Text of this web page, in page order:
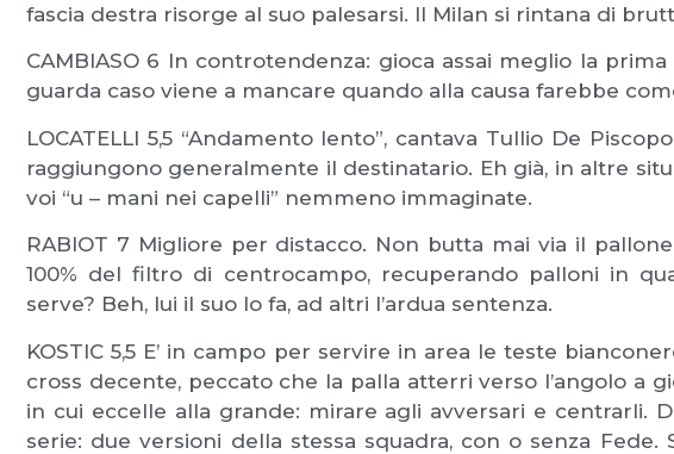
fascia destra risorge al suo palesarsi. Il Milan si rintana di
CAMBIASO 6 In controtendenza: gioca assai meglio la
guarda caso viene a mancare quando alla causa farebbe
LOCATELLI 5,5 “Andamento lento”, cantava Tullio De
raggiungono generalmente il destinatario. Eh già, in altre
voi “u – mani nei capelli” nemmeno immaginate.
RABIOT 7 Migliore per distacco. Non butta mai via il
100% del filtro di centrocampo, recuperando palloni in
serve? Beh, lui il suo lo fa, ad altri l’ardua sentenza.
KOSTIC 5,5 E’ in campo per servire in area le teste
cross decente, peccato che la palla atterri verso l’angolo a
in cui eccelle alla grande: mirare agli avversari e centrarli.
serie: due versioni della stessa squadra, con o senza